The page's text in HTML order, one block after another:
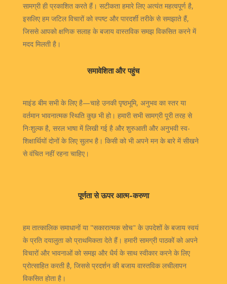
सामग्री ही प्रकाशित करते हैं। सटीकता हमारे लिए अत्यंत महत्वपूर्ण है,
इसलिए हम जटिल विचारों को स्पष्ट और पारदर्शी तरीके से समझाते हैं,
जिससे आपको क्षणिक सलाह के बजाय वास्तविक समझ विकसित करने में
मदद मिलती है।
समावेशिता और पहुंच
माइंड बीम सभी के लिए है—चाहे उनकी पृष्ठभूमि, अनुभव का स्तर या
वर्तमान भावनात्मक स्थिति कुछ भी हो। हमारी सभी सामग्री पूरी तरह से
निःशुल्क है, सरल भाषा में लिखी गई है और शुरुआती और अनुभवी स्व-
शिक्षार्थियों दोनों के लिए सुलभ है। किसी को भी अपने मन के बारे में सीखने
से वंचित नहीं रहना चाहिए।
पूर्णता से ऊपर आत्म-करुणा
हम तात्कालिक समाधानों या "सकारात्मक सोच" के उपदेशों के बजाय स्वयं
के प्रति दयालुता को प्राथमिकता देते हैं। हमारी सामग्री पाठकों को अपने
विचारों और भावनाओं को समझ और धैर्य के साथ स्वीकार करने के लिए
प्रोत्साहित करती है, जिससे प्रदर्शन की बजाय वास्तविक लचीलापन
विकसित होता है।